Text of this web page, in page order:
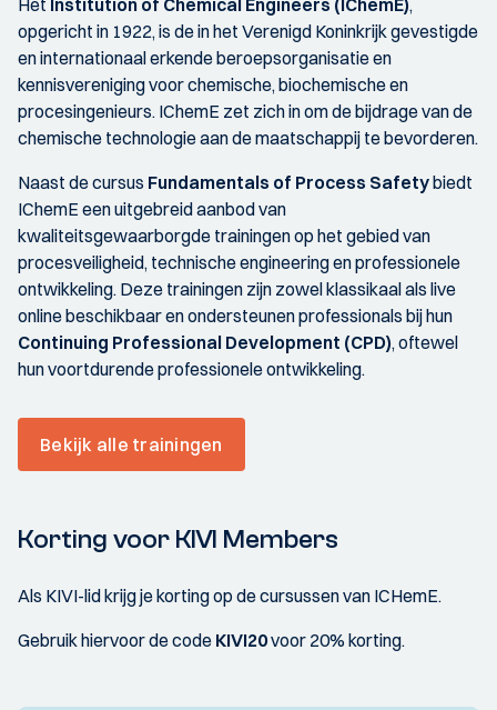
Het Institution of Chemical Engineers (IChemE),
opgericht in 1922, is de in het Verenigd Koninkrijk gevestigde
en internationaal erkende beroepsorganisatie en
kennisvereniging voor chemische, biochemische en
procesingenieurs. IChemE zet zich in om de bijdrage van de
chemische technologie aan de maatschappij te bevorderen.
Naast de cursus Fundamentals of Process Safetybiedt
IChemE een uitgebreid aanbod van
kwaliteitsgewaarborgde trainingen op het gebied van
procesveiligheid, technische engineering en professionele
ontwikkeling. Deze trainingen zijn zowel klassikaal als live
online beschikbaar en ondersteunen professionals bij hun
Continuing Professional Development (CPD), oftewel
hun voortdurende professionele ontwikkeling.
Bekijk alle trainingen
Korting voor KIVI Members
Als KIVI-lid krijg je korting op de cursussen van ICHemE.
Gebruik hiervoor de code KIVI20voor 20% korting.